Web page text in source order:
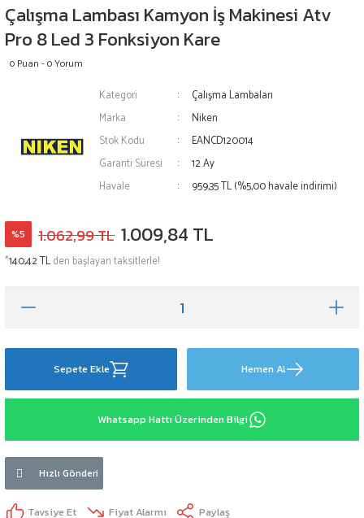
Çalışma Lambası Kamyon İş Makinesi Atv
Pro 8 Led 3 Fonksiyon Kare
0 Puan - 0 Yorum
Kategori
Çalışma Lambaları
Marka
Niken
Stok Kodu
EANCD120014
Garanti Süresi
12 Ay
Havale
959,35 TL (%5,00 havale indirimi)
%5 1.062,99 TL 1.009,84 TL
*140,42 TLden başlayan taksitlerle!
Sepete Ekle Hemen Al
Whatsapp Hattı Üzerinden Bilgi
Hızlı Gönderi
Tavsiye Et Fiyat Alarmı Paylaş